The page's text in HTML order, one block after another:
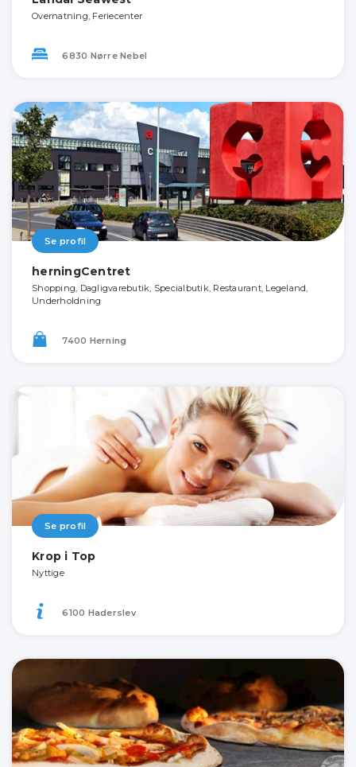
Overnatning, Feriecenter
6830 Nørre Nebel
Se profil
herningCentret
Shopping, Dagligvarebutik, Specialbutik, Restaurant, Legeland,
Underholdning
7400 Herning
Se profil
Krop i Top
Nyttige
6100 Haderslev